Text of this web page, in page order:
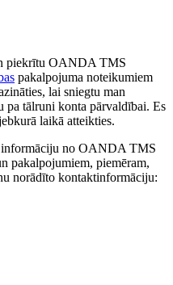
piekrītu OANDA TMS
pakalpojuma noteikumiem
lai sniegtu man
pa tālruni konta pārvaldībai. Es
laikā atteikties.
informāciju no OANDA TMS
pakalpojumiem, piemēram,
norādīto kontaktinformāciju: